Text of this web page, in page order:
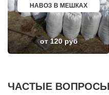
ЮЖНО САХАЛИНСК
ДЕРБЕНТ
АНГАРСК
СТЕРЛИТАМАК
ГРЯЗИ
ДНО
МАЙКОП
РЫБИНСК
НАВОЗ В МЕШКАХ
от 120 руб
ЧАСТЫЕ ВОПРОСЫ